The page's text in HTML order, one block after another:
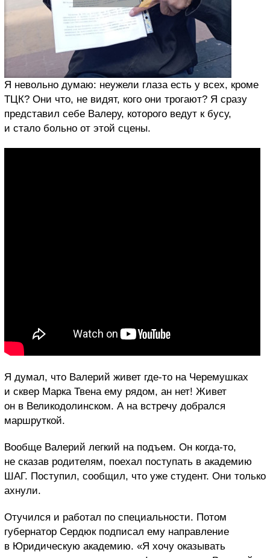
Я невольно думаю: неужели глаза есть у всех, кроме
ТЦК? Они что, не видят, кого они трогают? Я сразу
представил себе Валеру, которого ведут к бусу,
и стало больно от этой сцены.
Я думал, что Валерий живет где-то на Черемушках
и сквер Марка Твена ему рядом, ан нет! Живет
он в Великодолинском. А на встречу добрался
маршруткой.
Вообще Валерий легкий на подъем. Он когда-то,
не сказав родителям, поехал поступать в академию
ШАГ. Поступил, сообщил, что уже студент. Они только
ахнули.
Отучился и работал по специальности. Потом
губернатор Сердюк подписал ему направление
в Юридическую академию. «Я хочу оказывать